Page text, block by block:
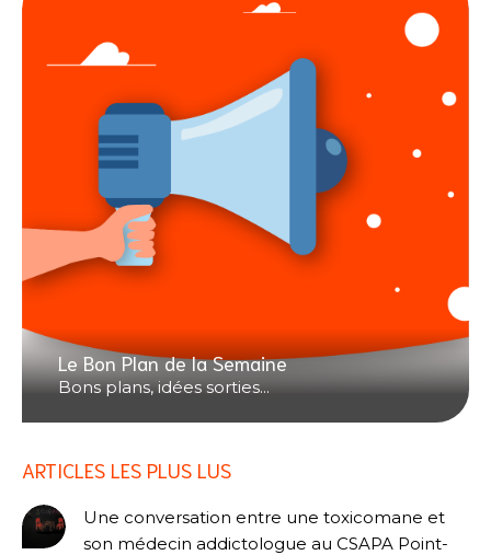
Le Bon Plan de la Semaine
Bons plans, idées sorties...
ARTICLES LES PLUS LUS
Une conversation entre une toxicomane et
son médecin addictologue au CSAPA Point-